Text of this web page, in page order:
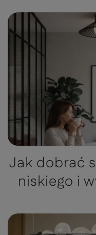
Jak dobrać
niskiego i